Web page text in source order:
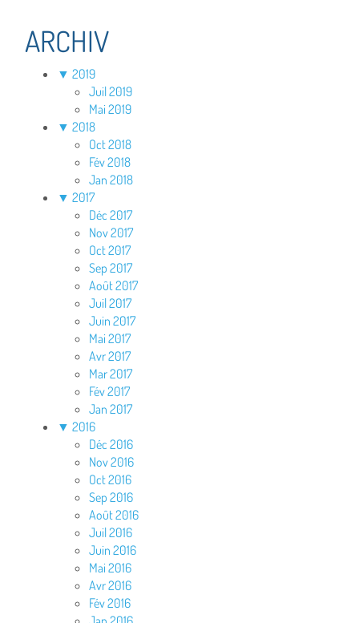
ARCHIV
▼ 2019
Juil 2019
Mai 2019
▼ 2018
Oct 2018
Fév 2018
Jan 2018
▼ 2017
Déc 2017
Nov 2017
Oct 2017
Sep 2017
Août 2017
Juil 2017
Juin 2017
Mai 2017
Avr 2017
Mar 2017
Fév 2017
Jan 2017
▼ 2016
Déc 2016
Nov 2016
Oct 2016
Sep 2016
Août 2016
Juil 2016
Juin 2016
Mai 2016
Avr 2016
Fév 2016